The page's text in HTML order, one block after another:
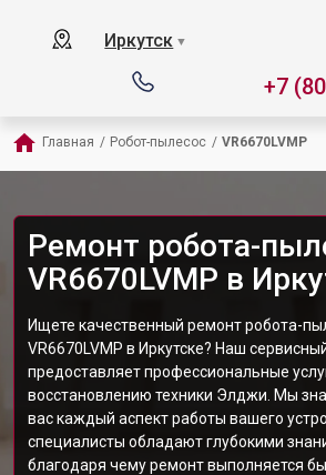
Иркутск ▼
+7
Главная / Робот-пылесос / VR6670LVMP
Ремонт робота-
VR6670LVMP в
Ищете качественный ремонт робота-
VR6670LVMP в Иркутске? Наш
предоставляет профессиональные
восстановлению техники Элджи. Мы
вас каждый аспект работы вашего
специалисты обладают глубокими
благодаря чему ремонт выполняется